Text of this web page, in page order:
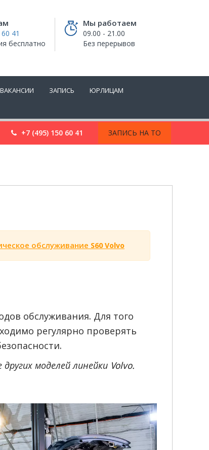
41
бесплатно
Мы работаем
09.00 - 21.00
Без перерывов
ВАКАНСИИ ЗАПИСЬ ЮРЛИЦАМ
+7 (495) 150 60 41 ЗАПИСЬ НА ТО
обслуживание S60 Volvo
обслуживания. Для того
регулярно проверять
моделей линейки Volvo.